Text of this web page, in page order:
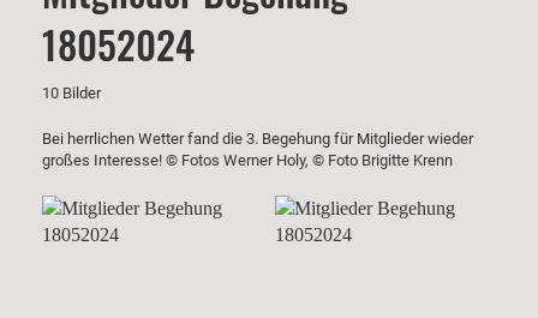
18052024
10 Bilder
Bei herrlichen Wetter fand die 3. Begehung für Mitglieder wieder
großes Interesse! © Fotos Werner Holy, © Foto Brigitte Krenn